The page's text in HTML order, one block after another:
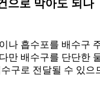
으로 막아도 되나
나 흡수포를 배수구
만 배수구를 단단한
구로 전달될 수 있으